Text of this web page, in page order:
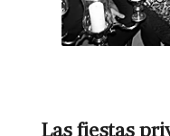
Las fiestas